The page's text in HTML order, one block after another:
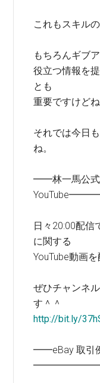
これもスキルの
もちろんギブ
役立つ情報を
とも
重要ですけどね
それでは今日
ね。
━━林一馬公式
日々20:00配信
に関する
YouTube動画
ぜひチャンネ
す＾＾
http://bit.ly/
━━eBay 取引